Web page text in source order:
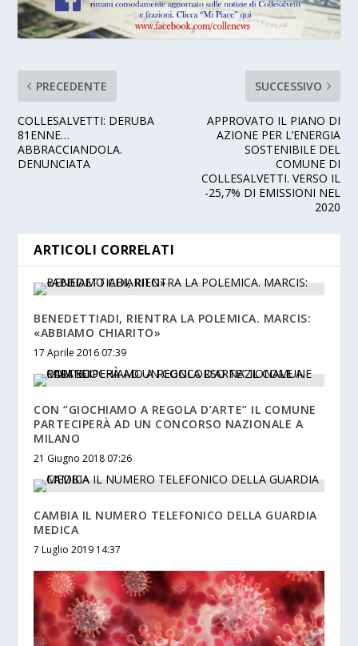
PRECEDENTE
COLLESALVETTI: DERUBA
81ENNE…
ABBRACCIANDOLA.
DENUNCIATA
SUCCESSIVO
APPROVATO IL PIANO DI
AZIONE PER L’ENERGIA
SOSTENIBILE DEL
COMUNE DI
COLLESALVETTI. VERSO IL
-25,7% DI EMISSIONI NEL
2020
ARTICOLI CORRELATI
BENEDETTIADI, RIENTRA LA POLEMICA. MARCIS:
«ABBIAMO CHIARITO»
17 Aprile 2016 07:39
CON “GIOCHIAMO A REGOLA D’ARTE” IL COMUNE
PARTECIPERÀ AD UN CONCORSO NAZIONALE A
MILANO
21 Giugno 2018 07:26
CAMBIA IL NUMERO TELEFONICO DELLA GUARDIA
MEDICA
7 Luglio 2019 14:37